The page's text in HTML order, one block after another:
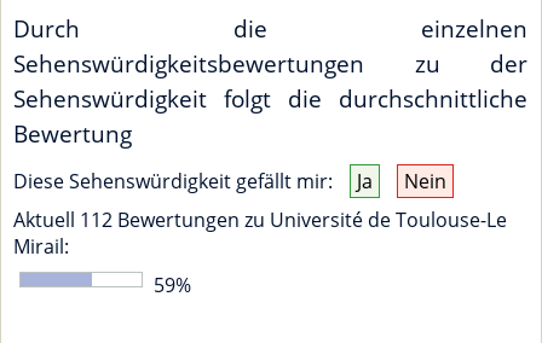
Durch die einzelnen
Sehenswürdigkeitsbewertungen zu der
Sehenswürdigkeit folgt die durchschnittliche
Bewertung
Diese Sehenswürdigkeit gefällt mir: Ja
Nein
Aktuell 112 Bewertungen zu Université de Toulouse-Le
Mirail:
59%